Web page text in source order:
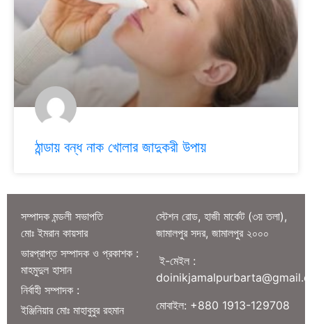
ঠান্ডায় বন্ধ নাক খোলার জাদুকরী উপায়
সম্পাদক মন্ডলী সভাপতি
মোঃ ইমরান কায়সার
ভারপ্রাপ্ত সম্পাদক ও প্রকাশক :
মাহমুদুল হাসান
নির্বাহী সম্পাদক :
ইঞ্জিনিয়ার মোঃ মাহাবুবুর রহমান
স্টেশন রোড, হাজী মার্কেট (৩য় তলা),
জামালপুর সদর, জামালপুর ২০০০
ই-মেইল :
মোবাইল: +880 1913-129708